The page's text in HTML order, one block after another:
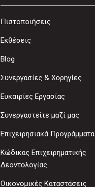
Πιστοποιήσεις
Εκθέσεις
Blog
Συνεργασίες & Χορηγίες
Ευκαιρίες Εργασίας
Συνεργαστείτε μαζί μας
Επιχειρησιακά Προγράμματα
Κώδικας Επιχειρηματικής
Δεοντολογίας
Οικονομικές Καταστάσεις